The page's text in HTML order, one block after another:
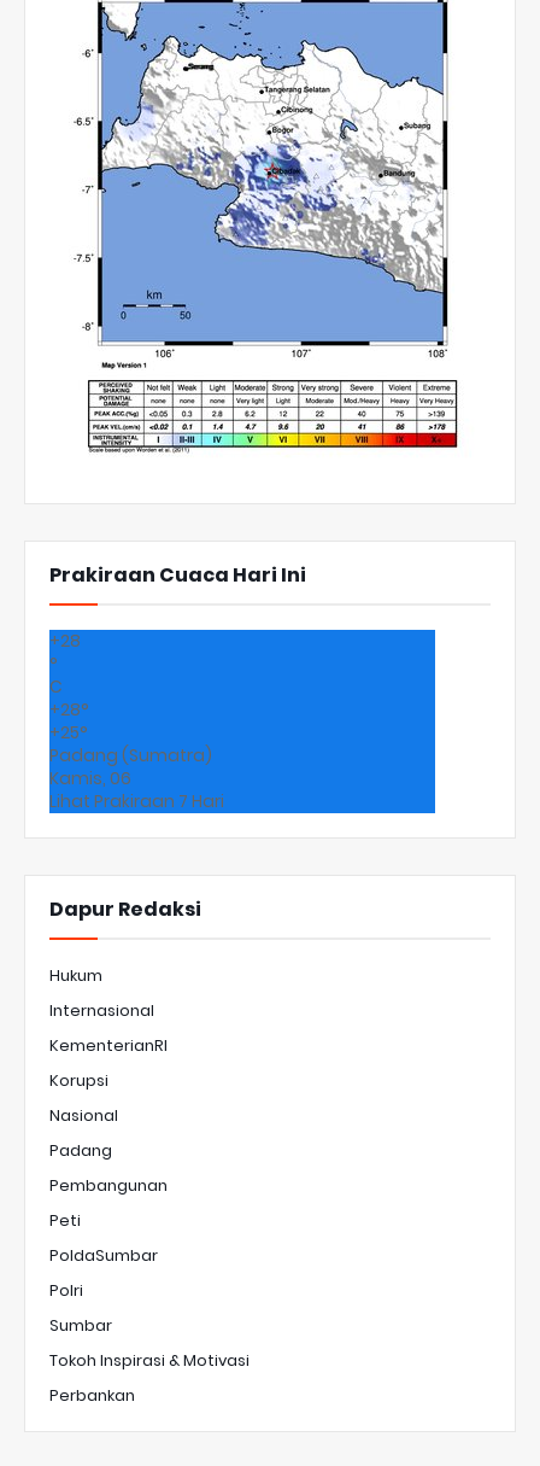
Prakiraan Cuaca Hari Ini
+28
°
C
+28°
+25°
Padang (Sumatra)
Kamis, 06
Lihat Prakiraan 7 Hari
Dapur Redaksi
Hukum
Internasional
KementerianRI
Korupsi
Nasional
Padang
Pembangunan
Peti
PoldaSumbar
Polri
Sumbar
Tokoh Inspirasi & Motivasi
Perbankan